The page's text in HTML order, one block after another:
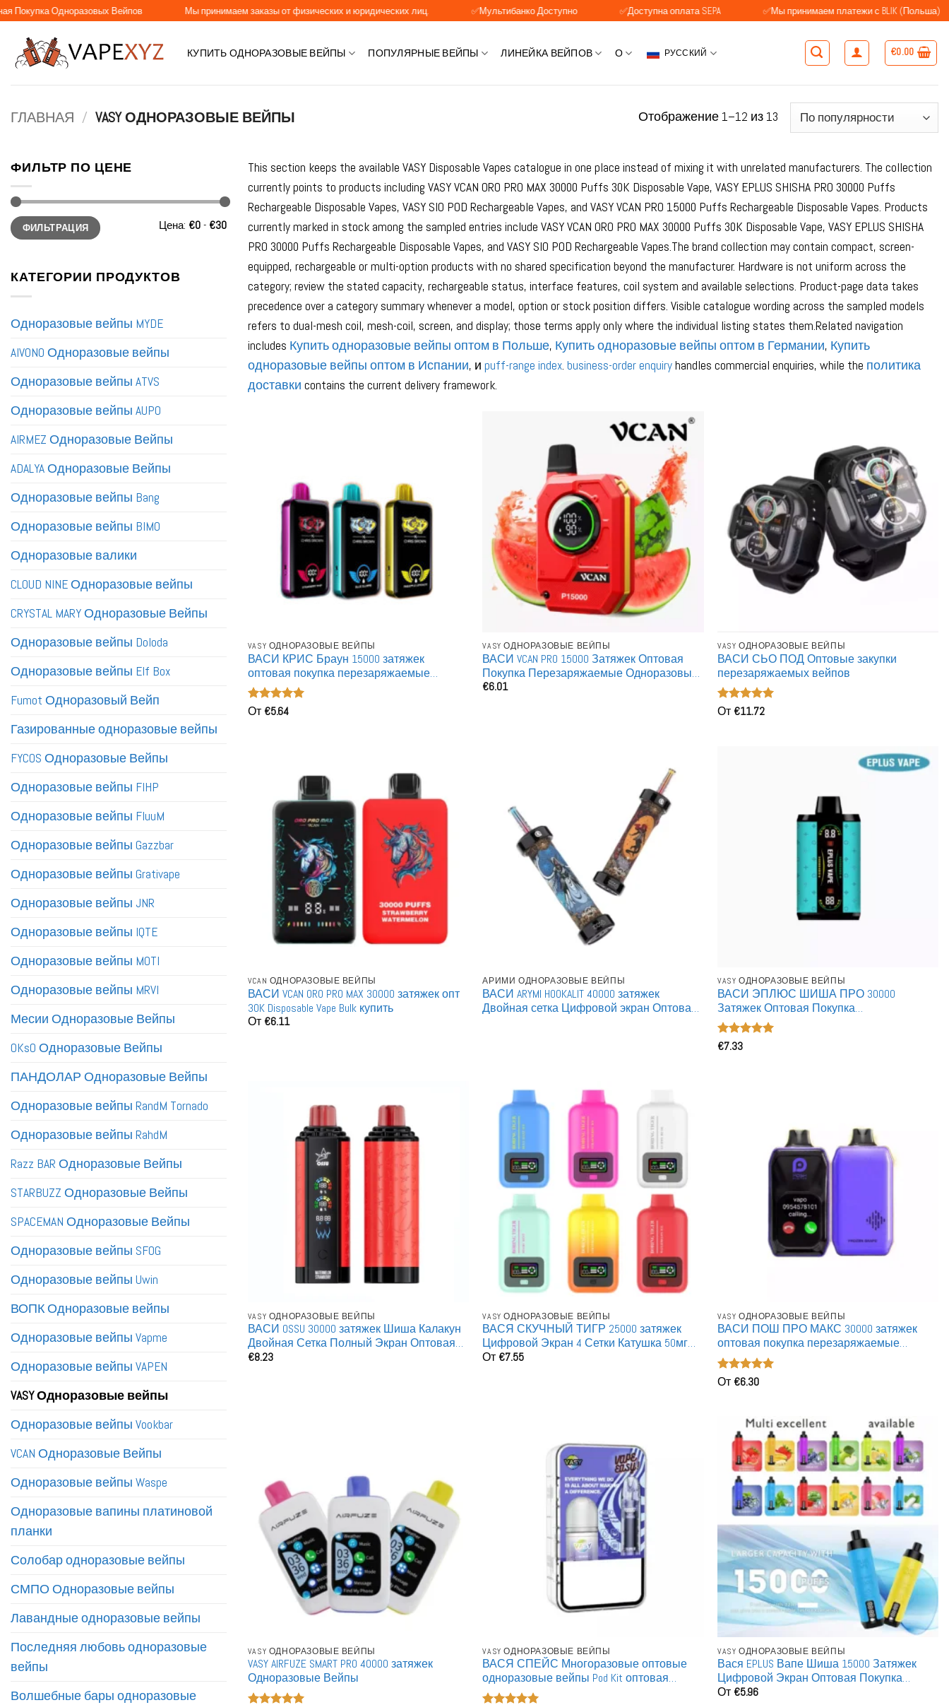
Skip
content
Одноразовых Вейпов Мы принимаем заказы от физических и юридических лиц. ✅Мультибанко Доступно ✅Доступна оплата SEPA ✅Мы принимаем платежи с BLIK (Польша)
КУПИТЬ ОДНОРАЗОВЫЕ ВЕЙПЫ ПОПУЛЯРНЫЕ ВЕЙПЫ ЛИНЕЙКА ВЕЙПОВ О РУССКИЙ €0.00
ГЛАВНАЯ / VASY ОДНОРАЗОВЫЕ ВЕЙПЫ Отображение 1–12 из 13Сортировка:
по
ФИЛЬТР ПО ЦЕНЕ
Минимальная
цена
Максимальная
ценаФИЛЬТРАЦИЯ Цена: €0 - €30
КАТЕГОРИИ ПРОДУКТОВ
Одноразовые вейпы MYDE
AIVONO Одноразовые вейпы
Одноразовые вейпы ATVS
Одноразовые вейпы AUPO
AIRMEZ Одноразовые Вейпы
ADALYA Одноразовые Вейпы
Одноразовые вейпы Bang
Одноразовые вейпы BIMO
Одноразовые валики
CLOUD NINE Одноразовые вейпы
CRYSTAL MARY Одноразовые Вейпы
Одноразовые вейпы Doloda
Одноразовые вейпы Elf Box
Fumot Одноразовый Вейп
Газированные одноразовые вейпы
FYCOS Одноразовые Вейпы
Одноразовые вейпы FIHP
Одноразовые вейпы FluuM
Одноразовые вейпы Gazzbar
Одноразовые вейпы Grativape
Одноразовые вейпы JNR
Одноразовые вейпы IQTE
Одноразовые вейпы MOTI
Одноразовые вейпы MRVI
Месии Одноразовые Вейпы
OKsO Одноразовые Вейпы
ПАНДОЛАР Одноразовые Вейпы
Одноразовые вейпы RandM Tornado
Одноразовые вейпы RahdM
Razz BAR Одноразовые Вейпы
STARBUZZ Одноразовые Вейпы
SPACEMAN Одноразовые Вейпы
Одноразовые вейпы SFOG
Одноразовые вейпы Uwin
ВОПК Одноразовые вейпы
Одноразовые вейпы Vapme
Одноразовые вейпы VAPEN
VASY Одноразовые вейпы
Одноразовые вейпы Vookbar
VCAN Одноразовые Вейпы
Одноразовые вейпы Waspe
Одноразовые вапины платиновой
планки
Солобар одноразовые вейпы
СМПО Одноразовые вейпы
Лавандные одноразовые вейпы
Последняя любовь одноразовые
вейпы
Волшебные бары одноразовые
This section keeps the available VASY Disposable Vapes catalogue in one place instead of mixing it with unrelated manufacturers. The collection
currently points to products including VASY VCAN ORO PRO MAX 30000 Puffs 30K Disposable Vape, VASY EPLUS SHISHA PRO 30000 Puffs
Rechargeable Disposable Vapes, VASY SIO POD Rechargeable Vapes, and VASY VCAN PRO 15000 Puffs Rechargeable Disposable Vapes. Products
currently marked in stock among the sampled entries include VASY VCAN ORO PRO MAX 30000 Puffs 30K Disposable Vape, VASY EPLUS SHISHA
PRO 30000 Puffs Rechargeable Disposable Vapes, and VASY SIO POD Rechargeable Vapes.The brand collection may contain compact, screen-
equipped, rechargeable or multi-option products with no shared specification beyond the manufacturer. Hardware is not uniform across the
category; review the stated capacity, rechargeable status, interface features, coil system and available selections. Product-page data takes
precedence over a category summary whenever a model, option or stock position differs. Visible catalogue wording across the sampled models
refers to dual-mesh coil, mesh-coil, screen, and display; those terms apply only where the individual listing states them.Related navigation
includes Купить одноразовые вейпы оптом в Польше, Купить одноразовые вейпы оптом в Германии, Купить
одноразовые вейпы оптом в Испании, и puff-range index. business-order enquiryhandles commercial enquiries, while the политика
доставки contains the current delivery framework.
VASY ОДНОРАЗОВЫЕ ВЕЙПЫ
ВАСИ КРИС Браун 15000 затяжек
оптовая покупка перезаряжаемые
одноразовые вейпы оптом
Оценка
От €5.64
VASY ОДНОРАЗОВЫЕ ВЕЙПЫ
ВАСИ VCAN PRO 15000 Затяжек Оптовая
Покупка Перезаряжаемые Одноразовые
Вейпы
€6.01
VASY ОДНОРАЗОВЫЕ ВЕЙПЫ
ВАСИ СЬО ПОД Оптовые закупки
перезаряжаемых вейпов
Оценка5
От €11.72
VCAN ОДНОРАЗОВЫЕ ВЕЙПЫ
ВАСИ VCAN ORO PRO MAX 30000 затяжек опт
30K Disposable Vape Bulk купить
От €6.11
АРИМИ ОДНОРАЗОВЫЕ ВЕЙПЫ
ВАСИ ARYMI HOOKALIT 40000 затяжек
Двойная сетка Цифровой экран Оптовая
VASY ОДНОРАЗОВЫЕ ВЕЙПЫ
ВАСИ ЭПЛЮС ШИША ПРО 30000
Затяжек Оптовая Покупка
Перезаряжаемые Одноразовые Вейпы
Оценка
€7.33
VASY ОДНОРАЗОВЫЕ ВЕЙПЫ
ВАСИ OSSU 30000 затяжек Шиша Калакун
Двойная Сетка Полный Экран Оптовая
Покупка Заряжаемые Одноразовые
€8.23
VASY ОДНОРАЗОВЫЕ ВЕЙПЫ
ВАСЯ СКУЧНЫЙ ТИГР 25000 затяжек
Цифровой Экран 4 Сетки Катушка 50мг
Оптовая Покупка Перезаряжаемые
От €7.55
VASY ОДНОРАЗОВЫЕ ВЕЙПЫ
ВАСИ ПОШ ПРО МАКС 30000 затяжек
оптовая покупка перезаряжаемые
одноразовые вейпы опт
Оценка
От €6.30
VASY ОДНОРАЗОВЫЕ ВЕЙПЫ
VASY AIRFUZE SMART PRO 40000 затяжек
Одноразовые Вейпы
VASY ОДНОРАЗОВЫЕ ВЕЙПЫ
ВАСЯ СПЕЙС Многоразовые оптовые
одноразовые вейпы Pod Kit оптовая
покупка
VASY ОДНОРАЗОВЫЕ ВЕЙПЫ
Вася EPLUS Вапе Шиша 15000 Затяжек
Цифровой Экран Оптовая Покупка
Заряжаемые Одноразовые Вейпы Оптом
От €5.96